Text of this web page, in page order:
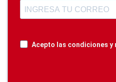
Acepto las condiciones